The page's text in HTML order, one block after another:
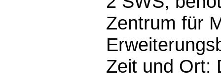
Zentrum für
Zeit und Ort: